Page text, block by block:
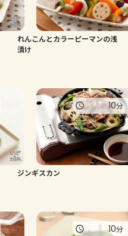
れんこんとカラーピーマンの浅
漬け
ジンギスカン
10分
10分